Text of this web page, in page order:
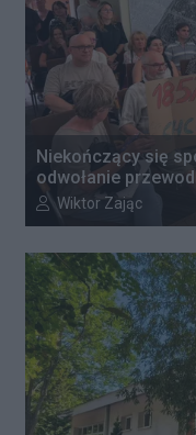
Niekończący się
odwołanie
Autor artykułu:
Wiktor Zając